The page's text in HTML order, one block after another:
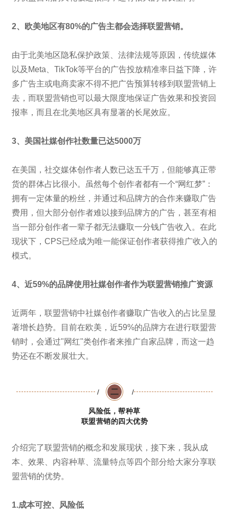
2、欧美地区有80%的广告主都会选择联盟营销。
由于北美地区隐私保护政策、法律法规等原因，传统媒体
以及Meta、TikTok等平台的广告投放精准率日益下降，许
多广告主或电商卖家不得不把广告预算转移到联盟营销上
去，而联盟营销也可以最大限度地保证广告效果和投资回
报率，而且在北美地区具有显著的长尾效应。
3、美国社媒创作社数量已达5000万
在美国，社交媒体创作者人数已达五千万，但能够真正带
货的群体占比很小。虽然每个创作者都有一个“网红梦”：
拥有一定体量的粉丝，并通过和品牌方的合作来赚取广告
费用，但大部分创作者难以接到品牌方的广告，甚至有相
当一部分创作者一辈子都无法赚取一分钱广告收入。在此
现状下，CPS已经成为唯一能保证创作者获得推广收入的
模式。
4、近59%的品牌使用社媒创作者作为联盟营销推广资源
近两年，联盟营销中社媒创作者赚取广告收入的占比呈显
著增长趋势。目前在欧美，近59%的品牌方在进行联盟营
销时，会通过"网红"类创作者来推广自家品牌，而这一趋
势还在不断发展壮大。
/ 二 /
风险低，帮种草
联盟营销的四大优势
介绍完了联盟营销的概念和发展现状，接下来，我从成
本、效果、内容种草、流量特点等四个部分给大家分享联
盟营销的优势。
1.成本可控、风险低